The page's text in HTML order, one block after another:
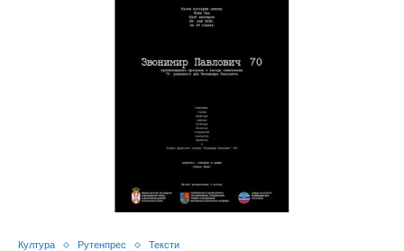
Култура Рутенпрес Тексти